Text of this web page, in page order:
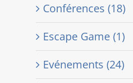
Conférences (18)
Escape Game (1)
Evénements (24)